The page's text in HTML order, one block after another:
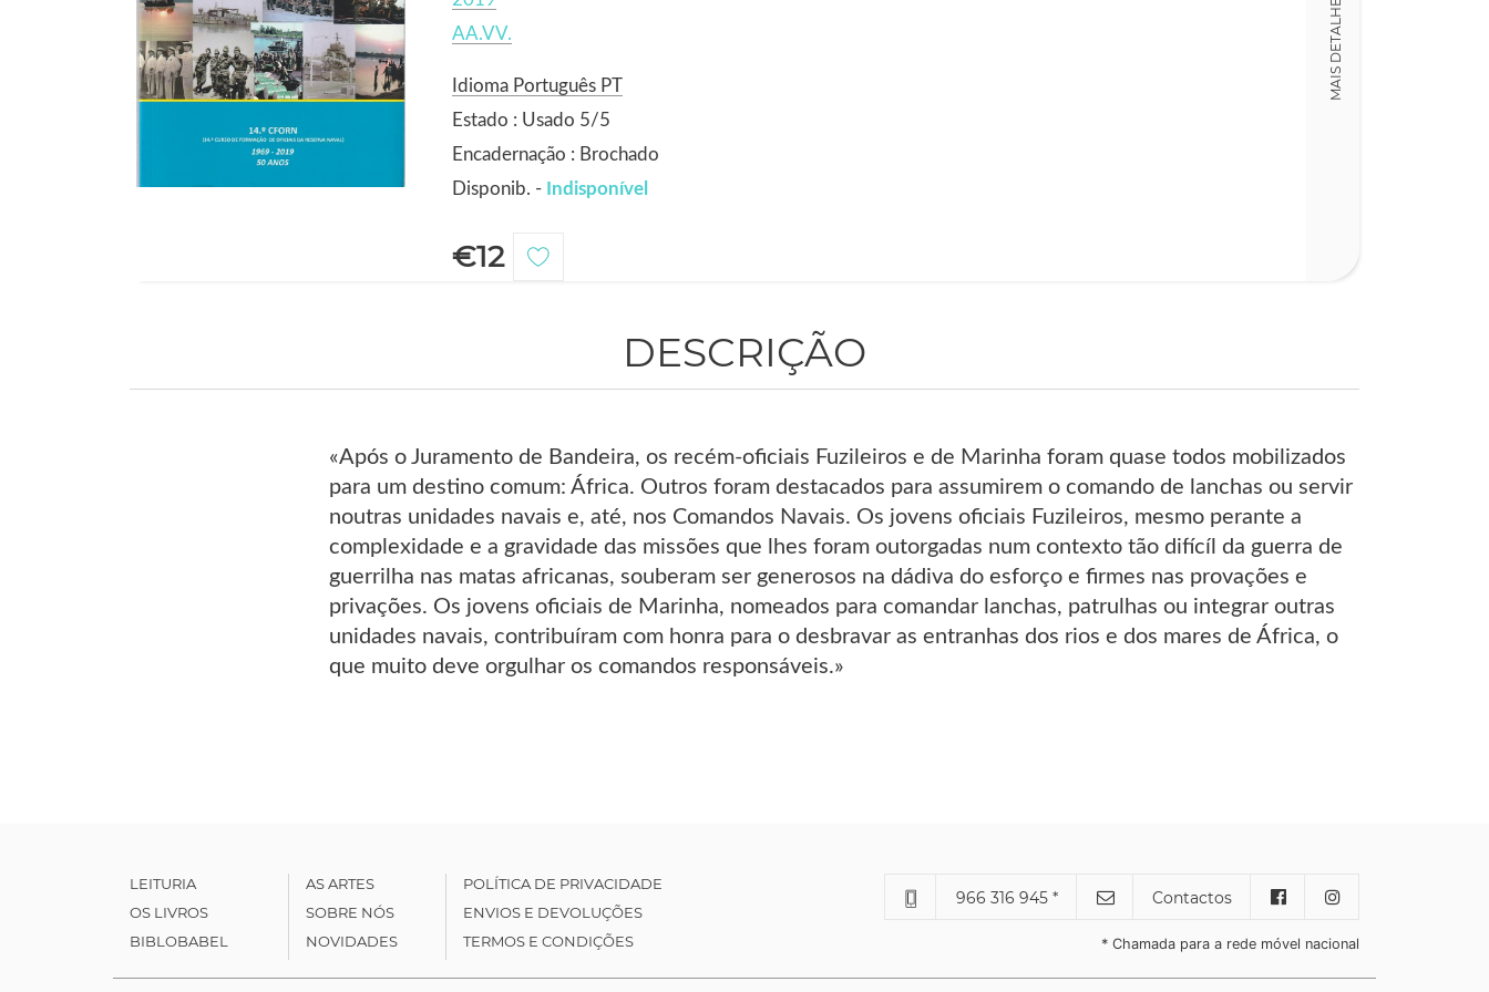
AA.VV.
Idioma Português PT
Estado : Usado 5/5
Encadernação : Brochado
Disponib. - Indisponível
€12
MAIS DETALHES
DESCRIÇÃO
«Após o Juramento de Bandeira, os recém-oficiais Fuzileiros e de Marinha foram quase todos mobilizados
para um destino comum: África. Outros foram destacados para assumirem o comando de lanchas ou servir
noutras unidades navais e, até, nos Comandos Navais. Os jovens oficiais Fuzileiros, mesmo perante a
complexidade e a gravidade das missões que lhes foram outorgadas num contexto tão difícíl da guerra de
guerrilha nas matas africanas, souberam ser generosos na dádiva do esforço e firmes nas provações e
privações. Os jovens oficiais de Marinha, nomeados para comandar lanchas, patrulhas ou integrar outras
unidades navais, contribuíram com honra para o desbravar as entranhas dos rios e dos mares de África, o
que muito deve orgulhar os comandos responsáveis.»
LEITURIA
OS LIVROS
BIBLOBABEL
AS ARTES
SOBRE NÓS
NOVIDADES
POLÍTICA DE PRIVACIDADE
ENVIOS E DEVOLUÇÕES
TERMOS E CONDIÇÕES
966 316 945 * Contactos
* Chamada para a rede móvel nacional